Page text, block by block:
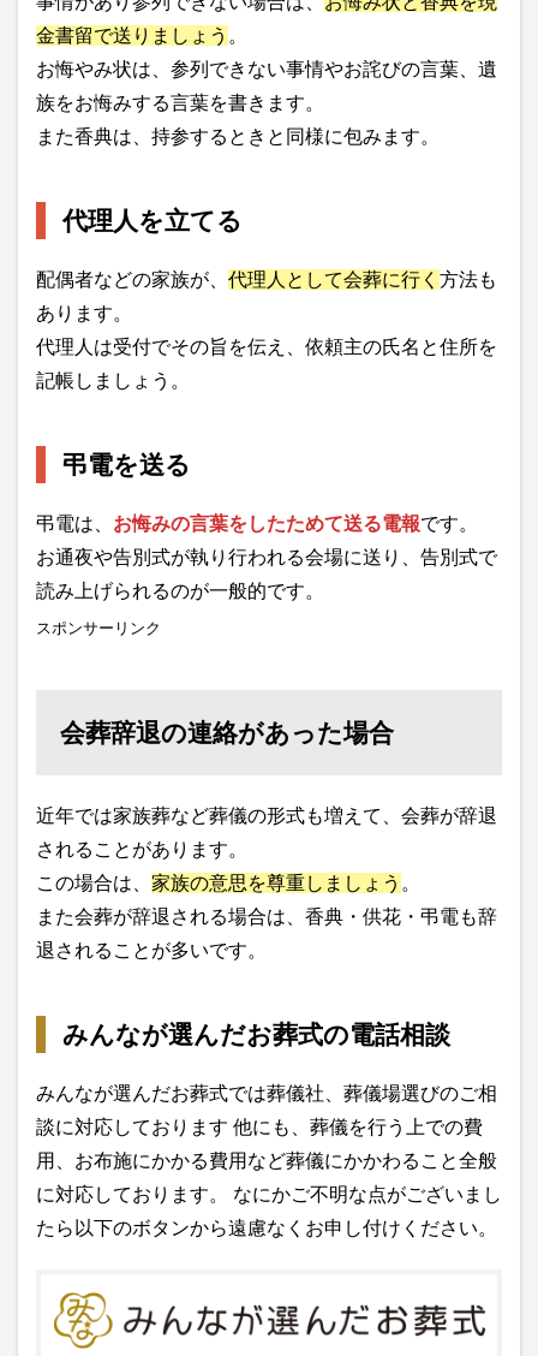
金書留で送りましょう 。
お悔やみ状は、参列できない事情やお詫びの言葉、遺
族をお悔みする言葉を書きます。
また香典は、持参するときと同様に包みます。
代理人を立てる
配偶者などの家族が、 代理人として会葬に行く 方法も
あります。
代理人は受付でその旨を伝え、依頼主の氏名と住所を
記帳しましょう。
弔電を送る
弔電は、 お悔みの言葉をしたためて送る電報です。
お通夜や告別式が執り行われる会場に送り、告別式で
読み上げられるのが一般的です。
スポンサーリンク
会葬辞退の連絡があった場合
近年では家族葬など葬儀の形式も増えて、会葬が辞退
されることがあります。
この場合は、 家族の意思を尊重しましょう 。
また会葬が辞退される場合は、香典・供花・弔電も辞
退されることが多いです。
みんなが選んだお葬式の電話相談
みんなが選んだお葬式では葬儀社、葬儀場選びのご相
談に対応しております 他にも、葬儀を行う上での費
用、お布施にかかる費用など葬儀にかかわること全般
に対応しております。 なにかご不明な点がございまし
たら以下のボタンから遠慮なくお申し付けください。